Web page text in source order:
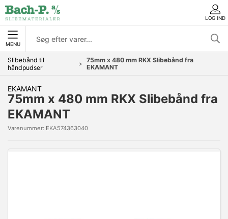
LOG IND
MENU
Slibebånd til
håndpudser
75mm x 480 mm RKX Slibebånd fra
EKAMANT
EKAMANT
75mm x 480 mm RKX Slibebånd fra
EKAMANT
Varenummer: EKA574363040